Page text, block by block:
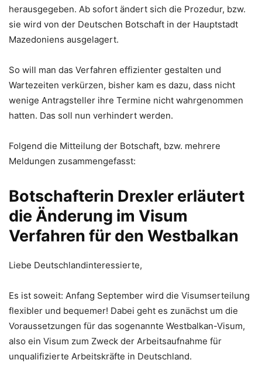
herausgegeben. Ab sofort ändert sich die Prozedur, bzw.
sie wird von der Deutschen Botschaft in der Hauptstadt
Mazedoniens ausgelagert.
So will man das Verfahren effizienter gestalten und
Wartezeiten verkürzen, bisher kam es dazu, dass nicht
wenige Antragsteller ihre Termine nicht wahrgenommen
hatten. Das soll nun verhindert werden.
Folgend die Mitteilung der Botschaft, bzw. mehrere
Meldungen zusammengefasst:
Botschafterin Drexler erläutert
die Änderung im Visum
Verfahren für den Westbalkan
Liebe Deutschlandinteressierte,
Es ist soweit: Anfang September wird die Visumserteilung
flexibler und bequemer! Dabei geht es zunächst um die
Voraussetzungen für das sogenannte Westbalkan-Visum,
also ein Visum zum Zweck der Arbeitsaufnahme für
unqualifizierte Arbeitskräfte in Deutschland.